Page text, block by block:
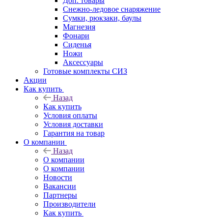
Снежно-ледовое снаряжение
Сумки, рюкзаки, баулы
Магнезия
Фонари
Сиденья
Ножи
Аксессуары
Готовые комплекты СИЗ
Акции
Как купить
Назад
Как купить
Условия оплаты
Условия доставки
Гарантия на товар
О компании
Назад
О компании
О компании
Новости
Вакансии
Партнеры
Производители
Как купить